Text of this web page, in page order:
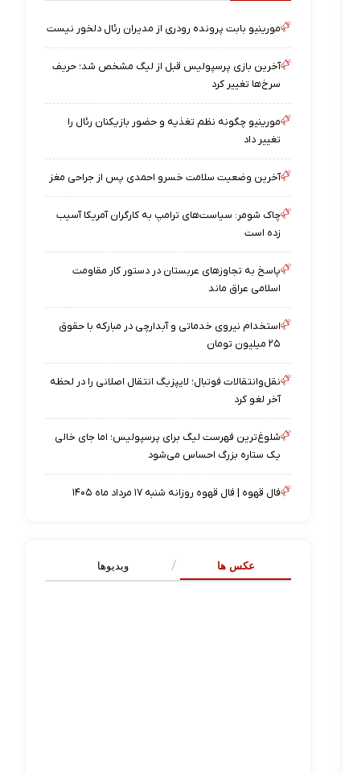
مورینیو بابت پرونده رودری از مدیران رئال دلخور نیست
آخرین بازی پرسپولیس قبل از لیگ مشخص شد؛ حریف
سرخ‌ها تغییر کرد
مورینیو چگونه نظم تغذیه و حضور بازیکنان رئال را
تغییر داد
آخرین وضعیت سلامت خسرو احمدی پس از جراحی مغز
چاک شومر: سیاست‌های ترامپ به کارگران آمریکا آسیب
زده است
پاسخ به تجاوزهای عربستان در دستور کار مقاومت
اسلامی عراق ماند
استخدام نیروی خدماتی و آبدارچی در مبارکه با حقوق
۲۵ میلیون تومان
نقل‌وانتقالات فوتبال؛ لایپزیگ انتقال اصلانی را در لحظه
آخر لغو کرد
شلوغ‌ترین فهرست لیگ برای پرسپولیس؛ اما جای خالی
یک ستاره بزرگ احساس می‌شود
فال قهوه | فال قهوه روزانه شنبه ۱۷ مرداد ماه ۱۴۰۵
عکس ها ویدیوها